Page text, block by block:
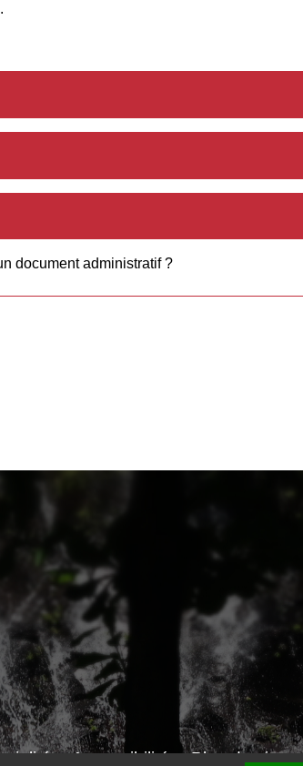
document administratif ?
- Accessibilité - Plan du site -